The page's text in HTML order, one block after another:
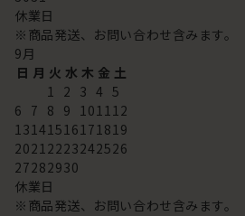
休業日
※商品発送、お問い合わせ含みます。
9月
日 月 火 水 木 金 土
1 2 3 4 5
6 7 8 9 101112
13141516171819
20212223242526
27282930
休業日
※商品発送、お問い合わせ含みます。